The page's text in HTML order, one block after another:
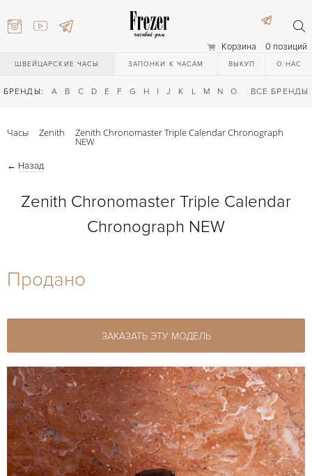
Корзина 0 позиций
ШВЕЙЦАРСКИЕ ЧАСЫ ЗАПОНКИ К ЧАСАМ ВЫКУП О НАС
БРЕНДЫ: A B C D E F G H I J K L M N O Q R S T
ВСЕ БРЕНДЫ
27-44
Часы Zenith Zenith Chronomaster Triple Calendar Chronograph
NEW
← Назад
Zenith Chronomaster Triple Calendar
Chronograph NEW
Продано
ЗАКАЗАТЬ ЭТУ МОДЕЛЬ